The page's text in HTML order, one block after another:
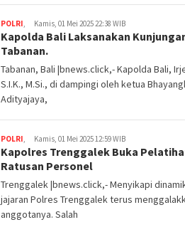
POLRI Kamis, 01 Mei 2025 22:38 WIB
Kapolda Bali Laksanakan
Tabanan.
Tabanan, Bali |bnews.click,- Kapolda Bali,
S.I.K., M.Si., di dampingi oleh ketua
Adityajaya,
POLRI Kamis, 01 Mei 2025 12:59 WIB
Kapolres Trenggalek Buka
Ratusan Personel
Trenggalek |bnews.click,- Menyikapi
jajaran Polres Trenggalek terus
anggotanya. Salah